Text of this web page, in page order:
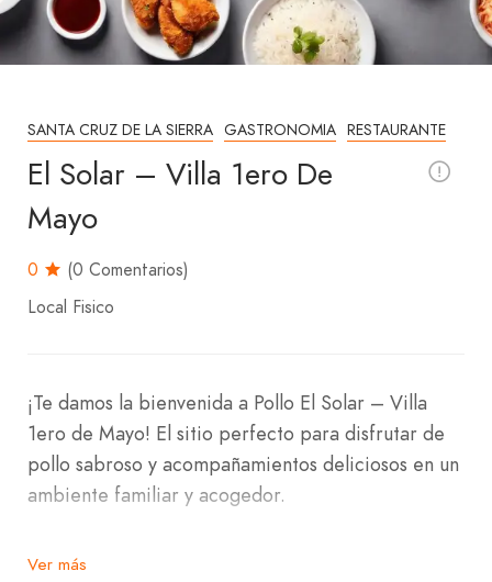
SANTA CRUZ DE LA SIERRA GASTRONOMIA RESTAURANTE
El Solar – Villa 1ero De
Mayo
0
(0 Comentarios)
Local Fisico
¡Te damos la bienvenida a Pollo El Solar – Villa
1ero de Mayo! El sitio perfecto para disfrutar de
pollo sabroso y acompañamientos deliciosos en un
ambiente familiar y acogedor.
Nos ubicamos en la Avenida 1ero de Mayo, Calle
Ver más